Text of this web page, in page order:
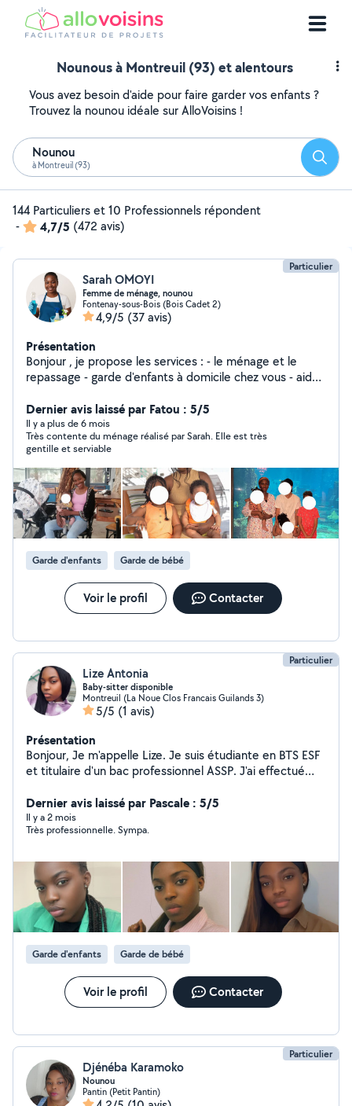
Nounous à Montreuil (93) et alentours
Vous avez besoin d'aide pour faire garder vos enfants ?
Trouvez la nounou idéale sur AlloVoisins !
Nounou
à Montreuil (93)
144 Particuliers et 10 Professionnels répondent
-
4,7/5 (472 avis)
Particulier
Sarah OMOYI
Femme de ménage, nounou
Fontenay-sous-Bois (Bois Cadet 2)
4,9/5 (37 avis)
Présentation
Bonjour , je propose les services : - le ménage et le
repassage - garde d'enfants à domicile chez vous - aide
ponctuelle ,douce et de confiance avec le sens du
respect et du travail bien fait. Je vais intervenir à
Fontenay sous Bois et dans les environs ( RÉGION
PARISIENNE). Je suis disponible en semaine, en
weekend et je peux m'adapter selon vos besoins
N'hésitez pas à me contacter Merci.
Dernier avis laissé par Fatou : 5/5
Il y a plus de 6 mois
Très contente du ménage réalisé par Sarah. Elle est très
gentille et serviable
Garde d'enfants Garde de bébé
Voir le profil Contacter
Particulier
Lize Antonia
Baby-sitter disponible
Montreuil (La Noue Clos Francais Guilands 3)
5/5 (1 avis)
Présentation
Bonjour, Je m'appelle Lize. Je suis étudiante en BTS ESF
et titulaire d'un bac professionnel ASSP. J'ai effectué
également de l'expérience en babysitting. Je suis
sérieuse, douce, patiente et attentive au bien-être des
enfants. Disponibilités : * Vendredi : de 18 h à 22 h 30 *
N'hésitez pas à me contacter, je serai ravie d'échanger
avec vous !
Dernier avis laissé par Pascale : 5/5
Il y a 2 mois
Très professionnelle. Sympa.
Garde d'enfants Garde de bébé
Voir le profil Contacter
Particulier
Djénéba Karamoko
Nounou
Pantin (Petit Pantin)